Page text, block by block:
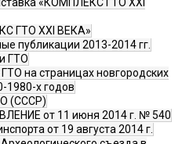
«КОМПЛЕКС ГТО XXI
ГТО XXI ВЕКА»
публикации 2013-2014 гг.
ГТО
на страницах новгородских
1980-х годов
(СССР)
от 11 июня 2014 г. № 540
от 19 августа 2014 г.